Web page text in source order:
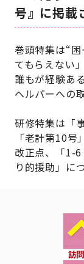
号』に掲載
巻頭特集は“
てもらえない
誰もが経験あ
へルパーへの
研修特集は「
「老計第10
改正点、「1-
り的援助」に